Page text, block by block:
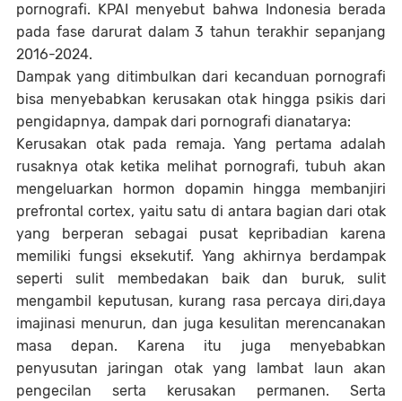
pornografi. KPAI menyebut bahwa Indonesia berada
pada fase darurat dalam 3 tahun terakhir sepanjang
2016-2024.
Dampak yang ditimbulkan dari kecanduan pornografi
bisa menyebabkan kerusakan otak hingga psikis dari
pengidapnya, dampak dari pornografi dianatarya:
Kerusakan otak pada remaja. Yang pertama adalah
rusaknya otak ketika melihat pornografi, tubuh akan
mengeluarkan hormon dopamin hingga membanjiri
prefrontal cortex, yaitu satu di antara bagian dari otak
yang berperan sebagai pusat kepribadian karena
memiliki fungsi eksekutif. Yang akhirnya berdampak
seperti sulit membedakan baik dan buruk, sulit
mengambil keputusan, kurang rasa percaya diri,daya
imajinasi menurun, dan juga kesulitan merencanakan
masa depan. Karena itu juga menyebabkan
penyusutan jaringan otak yang lambat laun akan
pengecilan serta kerusakan permanen. Serta